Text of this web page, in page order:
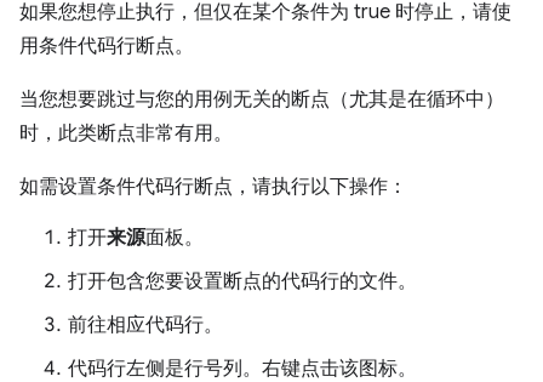
如果您想停止执行，但仅在某个条件为 true 时停止，请使
用条件代码行断点。
当您想要跳过与您的用例无关的断点（尤其是在循环中）
时，此类断点非常有用。
如需设置条件代码行断点，请执行以下操作：
打开来源面板。
打开包含您要设置断点的代码行的文件。
前往相应代码行。
代码行左侧是行号列。右键点击该图标。